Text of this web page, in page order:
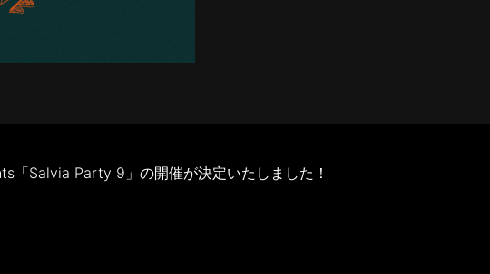
「Salvia Party 9」の開催が決定いたしました！